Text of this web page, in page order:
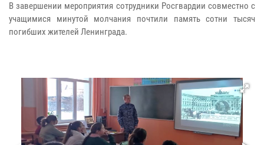
В завершении мероприятия сотрудники Росгвардии совместно с
учащимися минутой молчания почтили память сотни тысяч
погибших жителей Ленинграда.